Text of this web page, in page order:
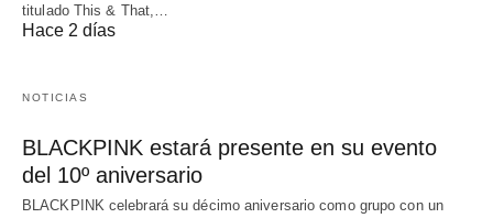
titulado This & That,…
Hace 2 días
NOTICIAS
BLACKPINK estará presente en su evento
del 10º aniversario
BLACKPINK celebrará su décimo aniversario como grupo con un